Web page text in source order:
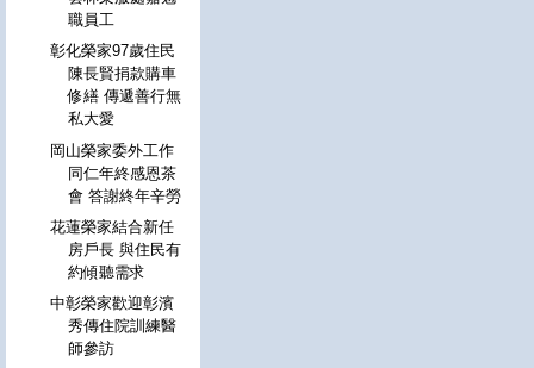
職員工
彰化榮家97歲住民
陳長賢捐款購車
修繕 傳遞善行無
私大愛
岡山榮家委外工作
同仁年終感恩茶
會 答謝終年辛勞
花蓮榮家結合新任
房戶長 與住民有
約傾聽需求
中彰榮家歡迎彰濱
秀傳住院訓練醫
師參訪